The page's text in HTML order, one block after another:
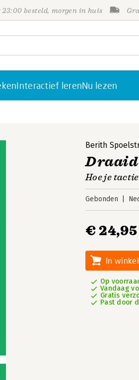
23:00 besteld, morgen in huis
Interactief lerenNu lezen
Berith
Hoe je
Gebonden
€ 24,95
In
Op
Vandaag
Gratis
Past door